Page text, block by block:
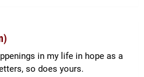
in my life in hope as a
so does yours.